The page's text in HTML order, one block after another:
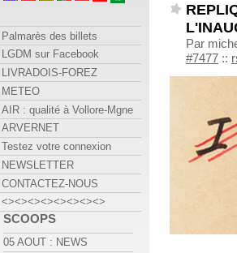
Par
#7477 ::
Palmarès des billets
LGDM sur Facebook
LIVRADOIS-FOREZ
METEO
AIR : qualité à Vollore-Mgne
ARVERNET
Testez votre connexion
NEWSLETTER
CONTACTEZ-NOUS
<><><><><><><><>
SCOOPS
05 AOUT : NEWS